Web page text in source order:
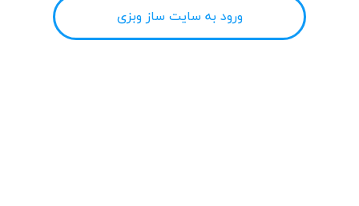
ورود به سایت ساز وبزی